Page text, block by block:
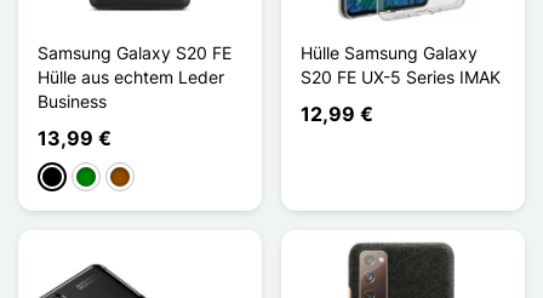
Samsung Galaxy S20 FE
Hülle aus echtem Leder
Business
13,99 €
Schwarz
GrünBraun
Hülle Samsung Galaxy
S20 FE UX-5 Series IMAK
12,99 €